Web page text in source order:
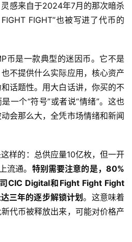
感来自于2024年7月的那次暗杀
FIGHT”也被写进了代币的
币是一款典型的迷因币。它不是
不提供什么实际应用，核心资产
话题性。用大白话讲，你买的不
一个“符号”或者说“情绪”。这也
会那么大，全凭市场情绪和新闻
样的：总供应量10亿枚，但一开
流通。 特别需要注意的是，80%
CIC Digital和Fight Fight Fight
三年的逐步解锁计划。这意味着
代币被释放出来，可能对价格产